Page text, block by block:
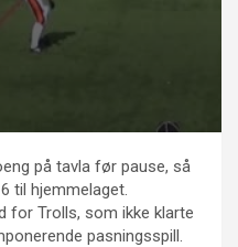
på tavla før pause, så
til hjemmelaget.
for Trolls, som ikke klarte
pasningsspill.